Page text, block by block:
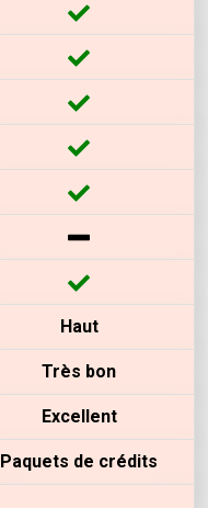
Haut
Très bon
Excellent
Paquets de crédits